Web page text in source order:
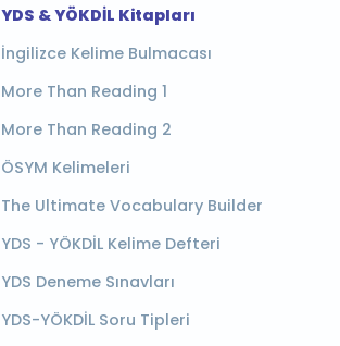
YDS & YÖKDİL Kitapları
İngilizce Kelime Bulmacası
More Than Reading 1
More Than Reading 2
ÖSYM Kelimeleri
The Ultimate Vocabulary Builder
YDS - YÖKDİL Kelime Defteri
YDS Deneme Sınavları
YDS-YÖKDİL Soru Tipleri